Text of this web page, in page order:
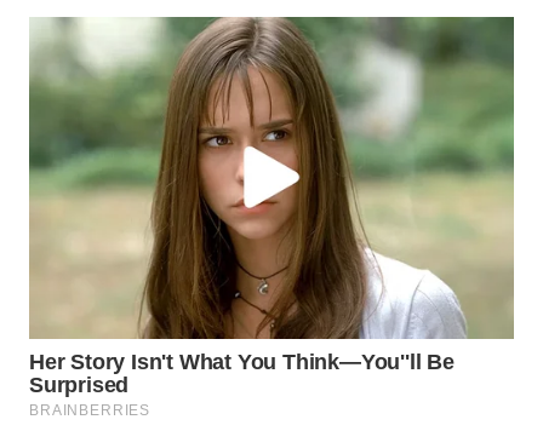
GORONTALO
SULUT
WN
DAIRI